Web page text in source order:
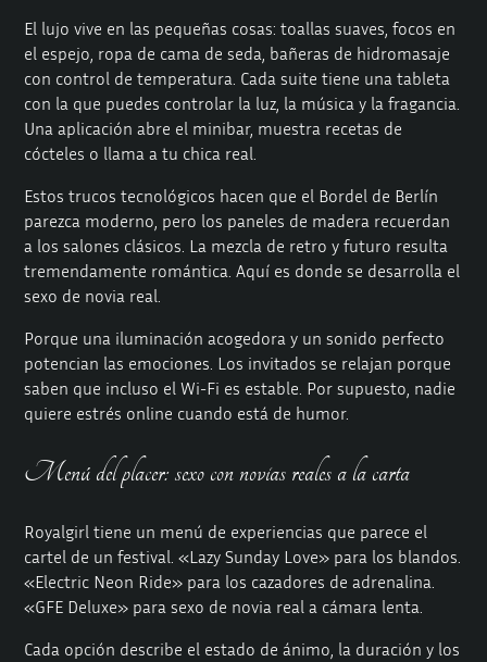
El lujo vive en las pequeñas cosas: toallas suaves, focos en
el espejo, ropa de cama de seda, bañeras de hidromasaje
con control de temperatura. Cada suite tiene una tableta
con la que puedes controlar la luz, la música y la fragancia.
Una aplicación abre el minibar, muestra recetas de
cócteles o llama a tu chica real.
Estos trucos tecnológicos hacen que el Bordel de Berlín
parezca moderno, pero los paneles de madera recuerdan
a los salones clásicos. La mezcla de retro y futuro resulta
tremendamente romántica. Aquí es donde se desarrolla el
sexo de novia real.
Porque una iluminación acogedora y un sonido perfecto
potencian las emociones. Los invitados se relajan porque
saben que incluso el Wi-Fi es estable. Por supuesto, nadie
quiere estrés online cuando está de humor.
Menú del placer: sexo con novias reales a la carta
Royalgirl tiene un menú de experiencias que parece el
cartel de un festival. «Lazy Sunday Love» para los blandos.
«Electric Neon Ride» para los cazadores de adrenalina.
«GFE Deluxe» para sexo de novia real a cámara lenta.
Cada opción describe el estado de ánimo, la duración y los